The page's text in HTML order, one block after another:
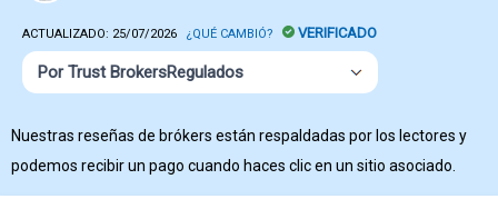
ACTUALIZADO: 25/07/2026 ¿QUÉ CAMBIÓ? VERIFICADO
Por Trust BrokersRegulados
Nuestras reseñas de brókers están respaldadas por los lectores y
podemos recibir un pago cuando haces clic en un sitio asociado.